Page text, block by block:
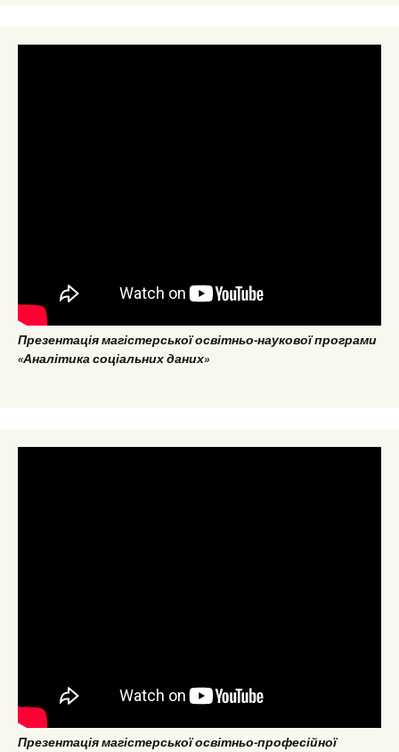
Презентація магістерської освітньо-наукової програми
«Аналітика соціальних даних»
Презентація магістерської освітньо-професійної